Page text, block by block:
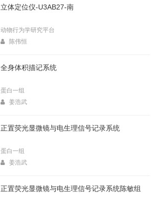
立体定位仪-U3AB27-南
动物行为学研究平台
陈伟恒
全身体积描记系统
蛋白一组
姜浩武
正置荧光显微镜与电生理信号记录系统
蛋白一组
姜浩武
正置荧光显微镜与电生理信号记录系统陈敏组